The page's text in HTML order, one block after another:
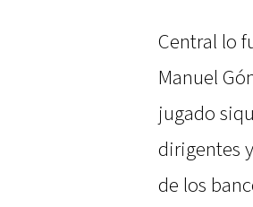
Central lo
Manuel
jugado
dirigentes
de los